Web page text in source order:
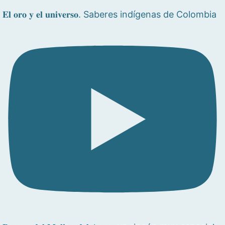
𝐄𝐥 𝐨𝐫𝐨 𝐲 𝐞𝐥 𝐮𝐧𝐢𝐯𝐞𝐫𝐬𝐨. Saberes indígenas de Colombia